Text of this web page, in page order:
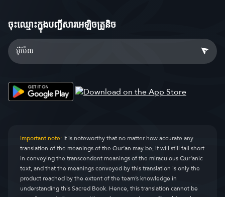
ចុះឈ្មោះ​ក្នុងបញ្ជីសារអេឡិចត្រូនិច
Important note:It is noteworthy that no matter how accurate any
translation of the meanings of the Qur’an may be, it will still fall short
in conveying the transcendent meanings of the miraculous Qur’anic
text, and that the meanings conveyed by this translation is only the
product reached by the extent of the team’s knowledge in
understanding this Sacred Book. Hence, this translation cannot be